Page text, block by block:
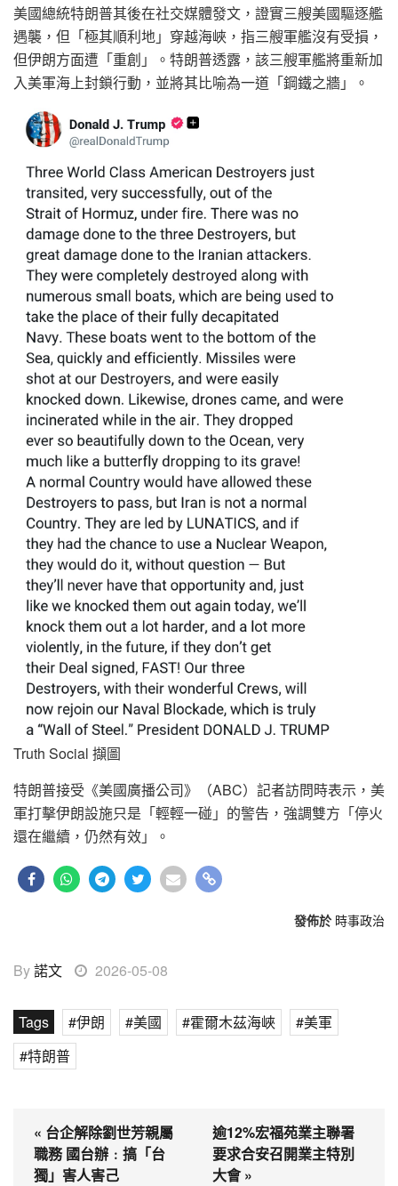
美國總統特朗普其後在社交媒體發文，證實三艘美國驅逐艦
遇襲，但「極其順利地」穿越海峽，指三艘軍艦沒有受損，
但伊朗方面遭「重創」。特朗普透露，該三艘軍艦將重新加
入美軍海上封鎖行動，並將其比喻為一道「鋼鐵之牆」。
Truth Social 擷圖
特朗普接受《美國廣播公司》（ABC）記者訪問時表示，美
軍打擊伊朗設施只是「輕輕一碰」的警告，強調雙方「停火
還在繼續，仍然有效」。
發佈於 時事政治
By諾文 2026-05-08
Tags 伊朗 美國 霍爾木茲海峽
美軍
特朗普
« 台企解除劉世芳親屬
職務 國台辦﹕搞「台
獨」害人害己
逾12%宏福苑業主聯署
要求合安召開業主特別
大會 »